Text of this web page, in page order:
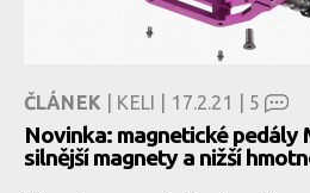
ČLÁNEK | KELI | 17.2.21 | 5
Novinka: magnetické pedály
silnější magnety a nižší